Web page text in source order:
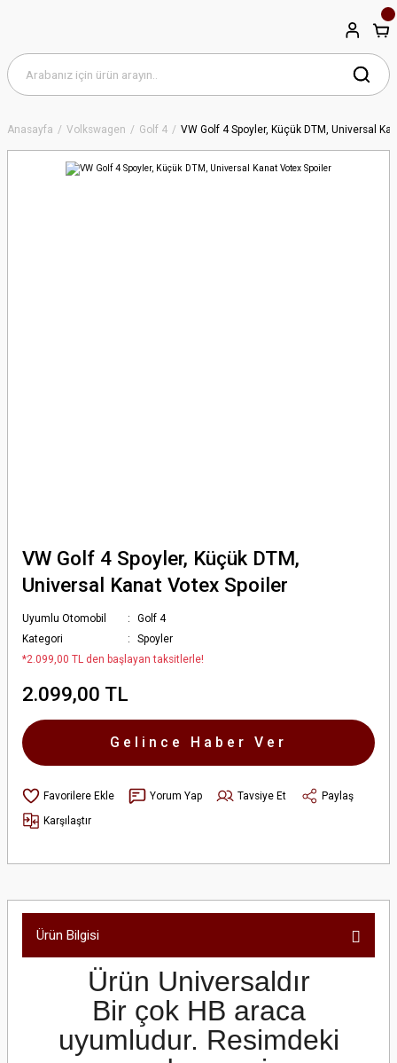
Anasayfa Volkswagen Golf 4 VW Golf 4 Spoyler, Küçük DTM, Universal
VW Golf 4 Spoyler, Küçük DTM,
Universal Kanat Votex Spoiler
Uyumlu Otomobil
Golf 4
Kategori
Spoyler
*2.099,00 TL den başlayan taksitlerle!
2.099,00 TL
Gelince Haber Ver
Yorum Yap Tavsiye Et
Paylaş
Karşılaştır
Ürün Bilgisi
Ürün Universaldır
Bir çok HB araca
uyumludur. Resimdeki